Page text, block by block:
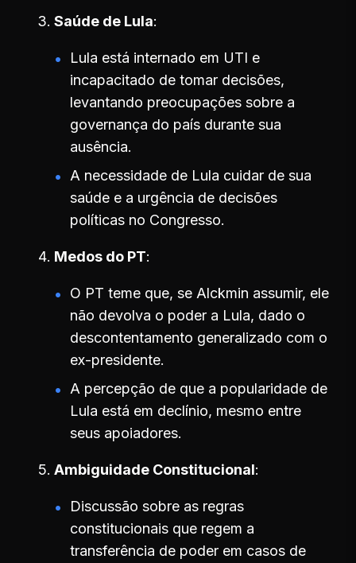
Saúde de Lula
Lula está internado em UTI e
incapacitado de tomar decisões,
levantando preocupações sobre a
governança do país durante sua
ausência.
A necessidade de Lula cuidar de sua
saúde e a urgência de decisões
políticas no Congresso.
Medos do PT
O PT teme que, se Alckmin assumir, ele
não devolva o poder a Lula, dado o
descontentamento generalizado com o
ex-presidente.
A percepção de que a popularidade de
Lula está em declínio, mesmo entre
seus apoiadores.
Ambiguidade Constitucional
Discussão sobre as regras
constitucionais que regem a
transferência de poder em casos de